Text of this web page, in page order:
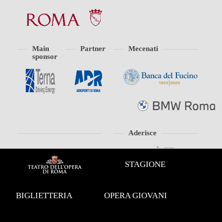
STAGIONE
BIGLIETTERIA OPERA GIOVANI
Main
sponsor
Partner Mecenati
Aderisce